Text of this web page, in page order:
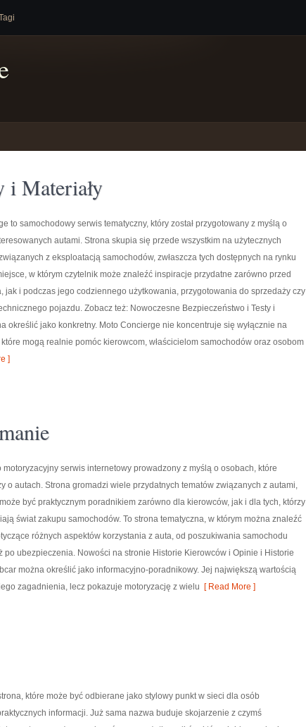
i Materiały
to samochodowy serwis tematyczny, który został przygotowany z myślą o
autami. Strona skupia się przede wszystkim na użytecznych
z eksploatacją samochodów, zwłaszcza tych dostępnych na rynku
w którym czytelnik może znaleźć inspiracje przydatne zarówno przed
jak i podczas jego codziennego użytkowania, przygotowania do sprzedaży czy
pojazdu. Zobacz też: Nowoczesne Bezpieczeństwo i Testy i
określić jako konkretny. Moto Concierge nie koncentruje się wyłącznie na
mogą realnie pomóc kierowcom, właścicielom samochodów oraz osobom
]
motoryzacyjny serwis internetowy prowadzony z myślą o osobach, które
o autach. Strona gromadzi wiele przydatnych tematów związanych z autami,
być praktycznym poradnikiem zarówno dla kierowców, jak i dla tych, którzy
świat zakupu samochodów. To strona tematyczna, w którym można znaleźć
różnych aspektów korzystania z auta, od poszukiwania samochodu
po ubezpieczenia. Nowości na stronie Historie Kierowców i Opinie i Historie
można określić jako informacyjno-poradnikowy. Jej największą wartością
zagadnienia, lecz pokazuje motoryzację z wielu [ Read More ]
które może być odbierane jako stylowy punkt w sieci dla osób
informacji. Już sama nazwa buduje skojarzenie z czymś